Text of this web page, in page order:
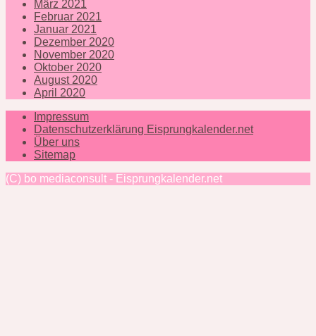
März 2021
Februar 2021
Januar 2021
Dezember 2020
November 2020
Oktober 2020
August 2020
April 2020
Impressum
Datenschutzerklärung Eisprungkalender.net
Über uns
Sitemap
(C) bo mediaconsult - Eisprungkalender.net